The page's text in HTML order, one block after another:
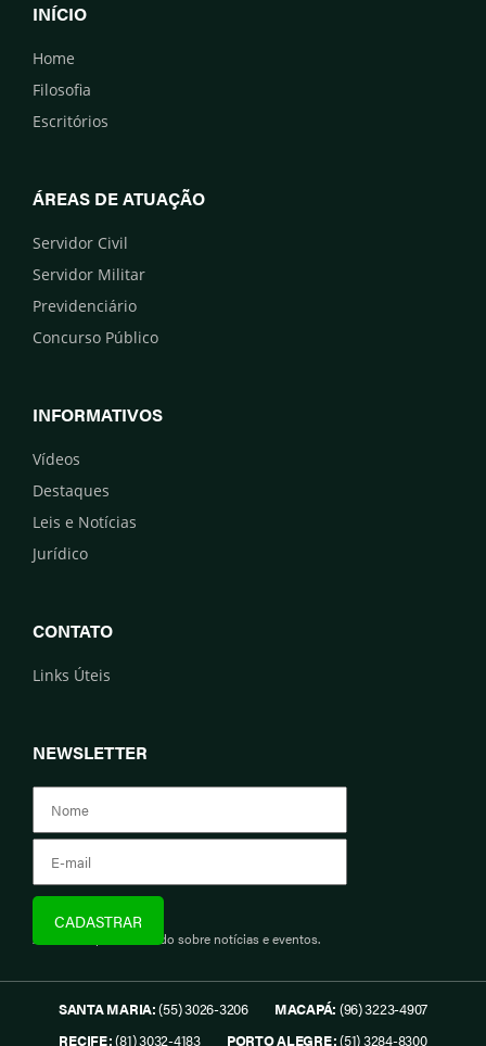
INÍCIO
Home
Filosofia
Escritórios
ÁREAS DE ATUAÇÃO
Servidor Civil
Servidor Militar
Previdenciário
Concurso Público
INFORMATIVOS
Vídeos
Destaques
Leis e Notícias
Jurídico
CONTATO
Links Úteis
NEWSLETTER
Assine e fique informado sobre notícias e eventos.
SANTA MARIA:(55) 3026-3206 MACAPÁ: (96) 3223-4907
RECIFE:(81) 3032-4183 PORTO ALEGRE:(51) 3284-8300